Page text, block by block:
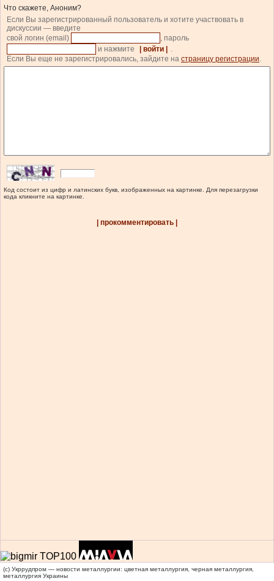
Что скажете, Аноним?
Если Вы зарегистрированный пользователь и хотите участвовать в
дискуссии — введите
свой логин (email)
, пароль
и нажмите
| войти |
.
Если Вы еще не зарегистрировались, зайдите на страницу регистрации.
Код состоит из цифр и латинских букв, изображенных на картинке. Для перезагрузки
кода кликните на картинке.
| прокомментировать |
(c) Укррудпром — новости металлургии: цветная металлургия, черная металлургия,
металлургия Украины